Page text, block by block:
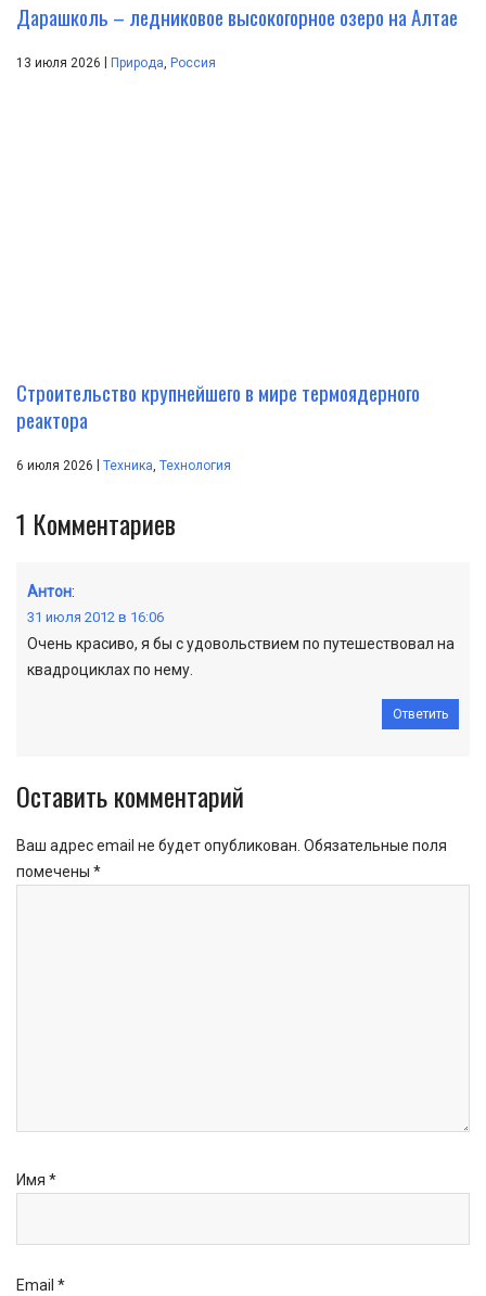
Дарашколь – ледниковое высокогорное озеро на Алтае
13 июля 2026 Природа, Россия
Строительство крупнейшего в мире термоядерного
реактора
6 июля 2026 Техника, Технология
1 Комментариев
Антон:
31 июля 2012 в 16:06
Очень красиво, я бы с удовольствием по путешествовал на
квадроциклах по нему.
Ответить
Оставить комментарий
Ваш адрес email не будет опубликован. Обязательные поля
помечены *
Имя *
Email *